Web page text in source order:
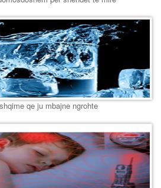
qe ju mbajne ngrohte